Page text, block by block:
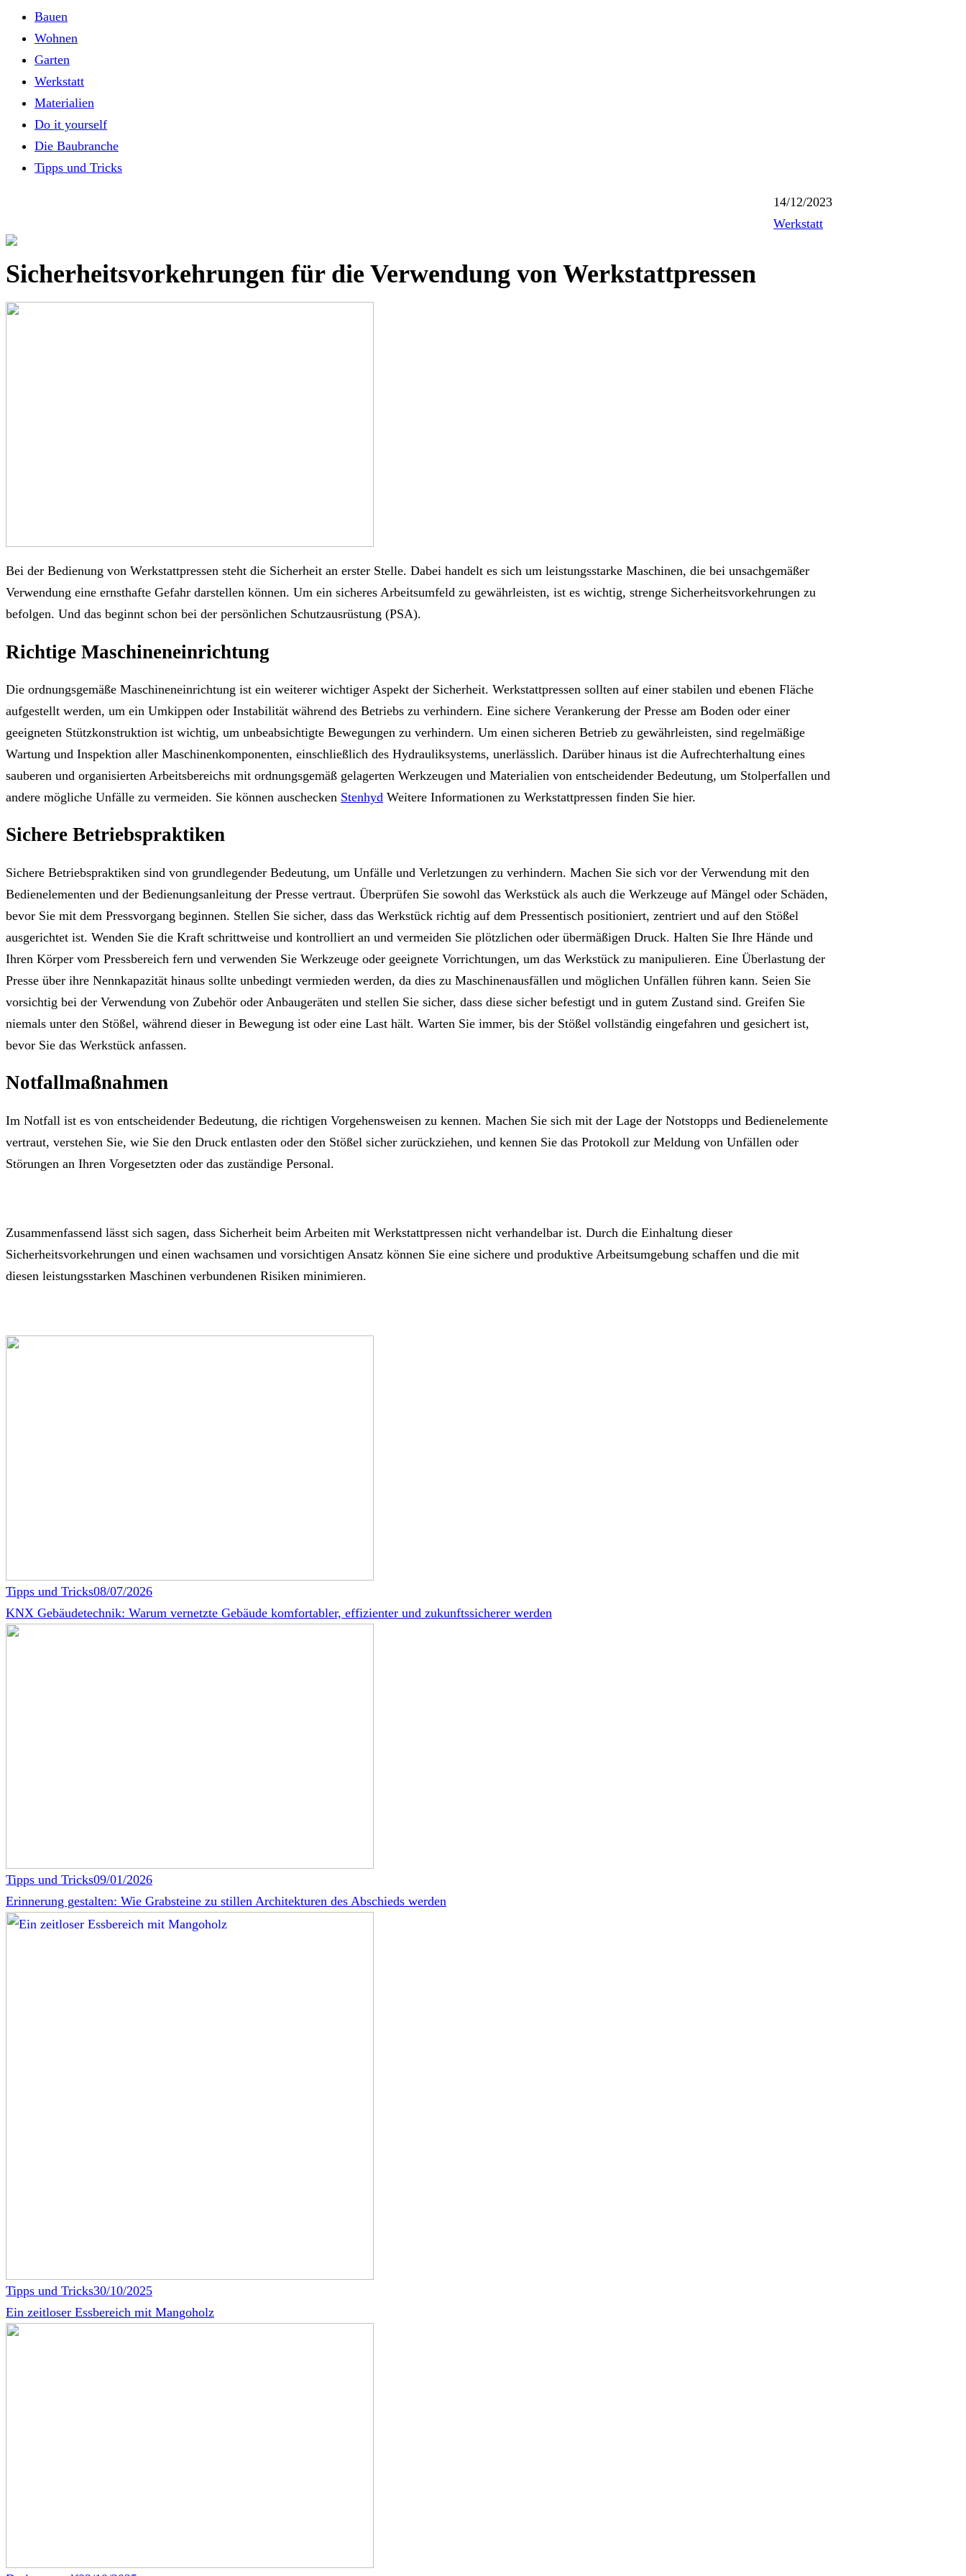
Bauen
Wohnen
Garten
Werkstatt
Materialien
Do it yourself
Die Baubranche
Tipps und Tricks
14/12/2023
Werkstatt
Sicherheitsvorkehrungen für die Verwendung von Werkstattpressen
Bei der Bedienung von Werkstattpressen steht die Sicherheit an erster Stelle. Dabei handelt es sich um leistungsstarke Maschinen, die bei unsachgemäßer
Verwendung eine ernsthafte Gefahr darstellen können. Um ein sicheres Arbeitsumfeld zu gewährleisten, ist es wichtig, strenge Sicherheitsvorkehrungen zu
befolgen. Und das beginnt schon bei der persönlichen Schutzausrüstung (PSA).
Richtige Maschineneinrichtung
Die ordnungsgemäße Maschineneinrichtung ist ein weiterer wichtiger Aspekt der Sicherheit. Werkstattpressen sollten auf einer stabilen und ebenen Fläche
aufgestellt werden, um ein Umkippen oder Instabilität während des Betriebs zu verhindern. Eine sichere Verankerung der Presse am Boden oder einer
geeigneten Stützkonstruktion ist wichtig, um unbeabsichtigte Bewegungen zu verhindern. Um einen sicheren Betrieb zu gewährleisten, sind regelmäßige
Wartung und Inspektion aller Maschinenkomponenten, einschließlich des Hydrauliksystems, unerlässlich. Darüber hinaus ist die Aufrechterhaltung eines
sauberen und organisierten Arbeitsbereichs mit ordnungsgemäß gelagerten Werkzeugen und Materialien von entscheidender Bedeutung, um Stolperfallen und
andere mögliche Unfälle zu vermeiden. Sie können auschecken Stenhyd Weitere Informationen zu Werkstattpressen finden Sie hier.
Sichere Betriebspraktiken
Sichere Betriebspraktiken sind von grundlegender Bedeutung, um Unfälle und Verletzungen zu verhindern. Machen Sie sich vor der Verwendung mit den
Bedienelementen und der Bedienungsanleitung der Presse vertraut. Überprüfen Sie sowohl das Werkstück als auch die Werkzeuge auf Mängel oder Schäden,
bevor Sie mit dem Pressvorgang beginnen. Stellen Sie sicher, dass das Werkstück richtig auf dem Pressentisch positioniert, zentriert und auf den Stößel
ausgerichtet ist. Wenden Sie die Kraft schrittweise und kontrolliert an und vermeiden Sie plötzlichen oder übermäßigen Druck. Halten Sie Ihre Hände und
Ihren Körper vom Pressbereich fern und verwenden Sie Werkzeuge oder geeignete Vorrichtungen, um das Werkstück zu manipulieren. Eine Überlastung der
Presse über ihre Nennkapazität hinaus sollte unbedingt vermieden werden, da dies zu Maschinenausfällen und möglichen Unfällen führen kann. Seien Sie
vorsichtig bei der Verwendung von Zubehör oder Anbaugeräten und stellen Sie sicher, dass diese sicher befestigt und in gutem Zustand sind. Greifen Sie
niemals unter den Stößel, während dieser in Bewegung ist oder eine Last hält. Warten Sie immer, bis der Stößel vollständig eingefahren und gesichert ist,
bevor Sie das Werkstück anfassen.
Notfallmaßnahmen
Im Notfall ist es von entscheidender Bedeutung, die richtigen Vorgehensweisen zu kennen. Machen Sie sich mit der Lage der Notstopps und Bedienelemente
vertraut, verstehen Sie, wie Sie den Druck entlasten oder den Stößel sicher zurückziehen, und kennen Sie das Protokoll zur Meldung von Unfällen oder
Störungen an Ihren Vorgesetzten oder das zuständige Personal.
Zusammenfassend lässt sich sagen, dass Sicherheit beim Arbeiten mit Werkstattpressen nicht verhandelbar ist. Durch die Einhaltung dieser
Sicherheitsvorkehrungen und einen wachsamen und vorsichtigen Ansatz können Sie eine sichere und produktive Arbeitsumgebung schaffen und die mit
diesen leistungsstarken Maschinen verbundenen Risiken minimieren.
Tipps und Tricks08/07/2026
KNX Gebäudetechnik: Warum vernetzte Gebäude komfortabler, effizienter und zukunftssicherer werden
Tipps und Tricks09/01/2026
Erinnerung gestalten: Wie Grabsteine zu stillen Architekturen des Abschieds werden
Tipps und Tricks30/10/2025
Ein zeitloser Essbereich mit Mangoholz